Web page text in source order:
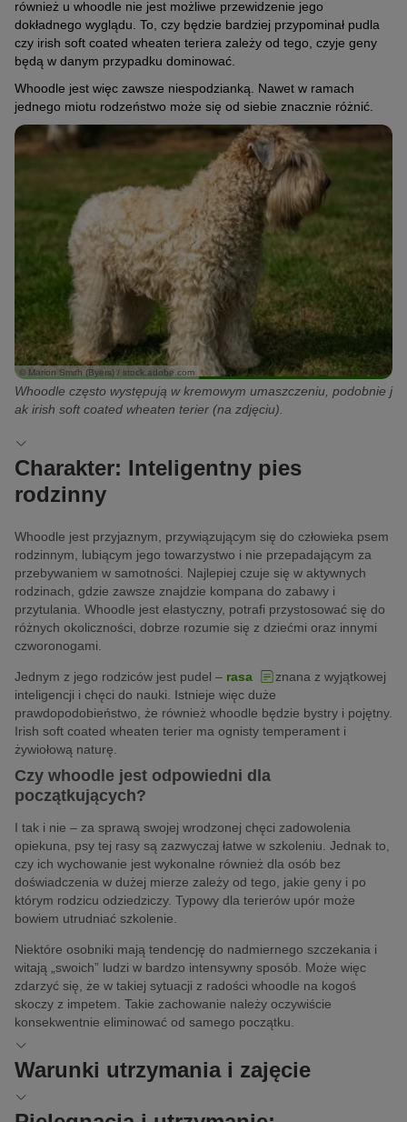
również u whoodle nie jest możliwe przewidzenie jego
dokładnego wyglądu. To, czy będzie bardziej przypominał pudla
czy irish soft coated wheaten teriera zależy od tego, czyje geny
będą w danym przypadku dominować.
Whoodle jest więc zawsze niespodzianką. Nawet w ramach
jednego miotu rodzeństwo może się od siebie znacznie różnić.
© Marion Smith (Byers) / stock.adobe.com
Whoodle często występują w kremowym umaszczeniu, podobnie j
ak irish soft coated wheaten terier (na zdjęciu).
Charakter: Inteligentny pies
rodzinny
Whoodle jest przyjaznym, przywiązującym się do człowieka psem
rodzinnym, lubiącym jego towarzystwo i nie przepadającym za
przebywaniem w samotności. Najlepiej czuje się w aktywnych
rodzinach, gdzie zawsze znajdzie kompana do zabawy i
przytulania. Whoodle jest elastyczny, potrafi przystosować się do
różnych okoliczności, dobrze rozumie się z dziećmi oraz innymi
czworonogami.
Jednym z jego rodziców jest pudel – rasa
znana z wyjątkowej
inteligencji i chęci do nauki. Istnieje więc duże
prawdopodobieństwo, że również whoodle będzie bystry i pojętny.
Irish soft coated wheaten terier ma ognisty temperament i
żywiołową naturę.
Czy whoodle jest odpowiedni dla
początkujących?
I tak i nie – za sprawą swojej wrodzonej chęci zadowolenia
opiekuna, psy tej rasy są zazwyczaj łatwe w szkoleniu. Jednak to,
czy ich wychowanie jest wykonalne również dla osób bez
doświadczenia w dużej mierze zależy od tego, jakie geny i po
którym rodzicu odziedziczy. Typowy dla terierów upór może
bowiem utrudniać szkolenie.
Niektóre osobniki mają tendencję do nadmiernego szczekania i
witają „swoich” ludzi w bardzo intensywny sposób. Może więc
zdarzyć się, że w takiej sytuacji z radości whoodle na kogoś
skoczy z impetem. Takie zachowanie należy oczywiście
konsekwentnie eliminować od samego początku.
Warunki utrzymania i zajęcie
Niezależnie od tego, czy jest to